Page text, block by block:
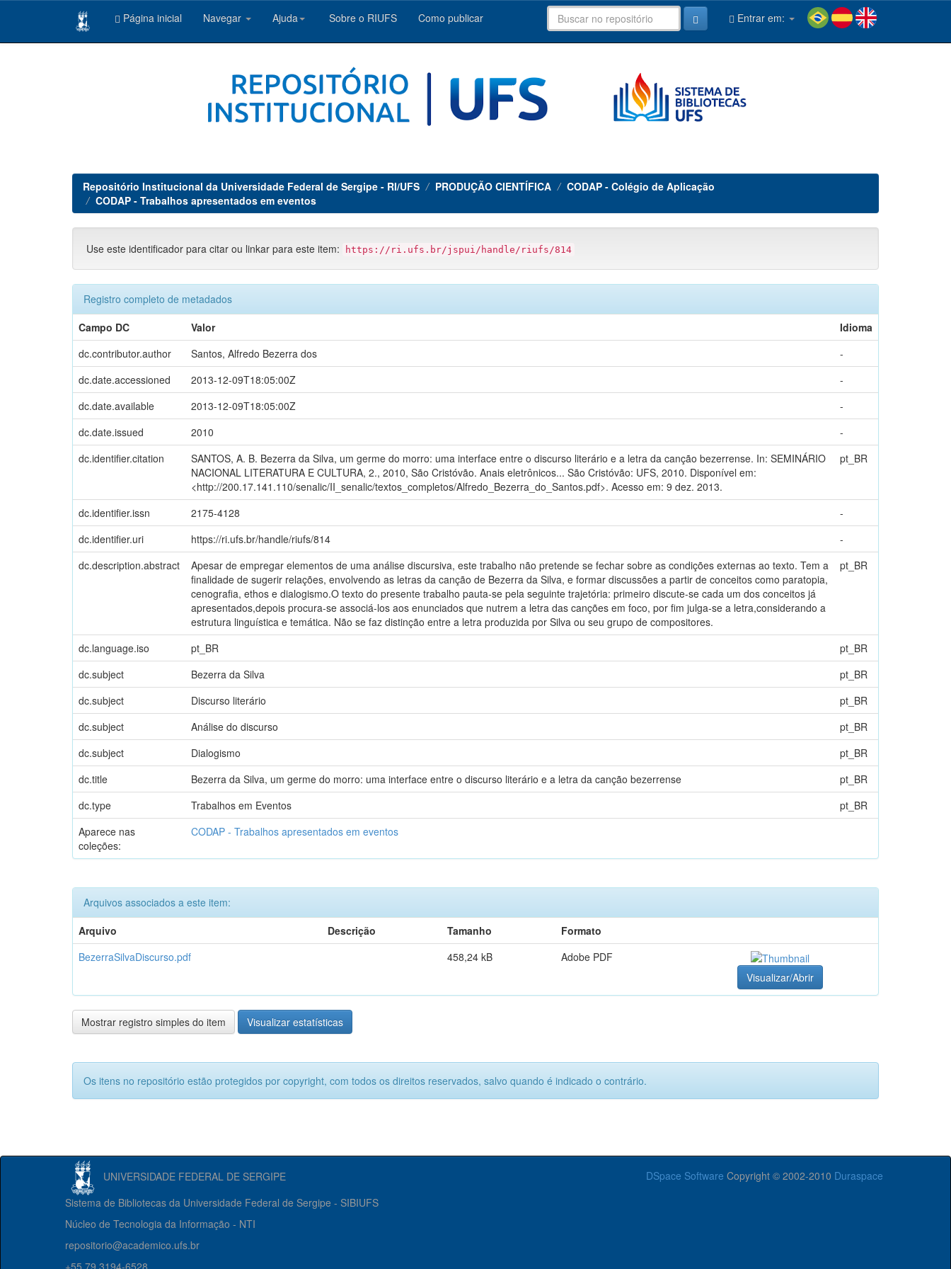
Página inicial Navegar Ajuda Sobre o RIUFS Como publicar Entrar em:
Repositório Institucional da Universidade Federal de Sergipe - RI/UFS PRODUÇÃO CIENTÍFICA
CODAP - Colégio de Aplicação
CODAP - Trabalhos apresentados em eventos
Use este identificador para citar ou linkar para este item: https://ri.ufs.br/jspui/handle/riufs/814
Registro completo de metadados
Campo DC
Valor
Idioma
dc.contributor.author
Santos, Alfredo Bezerra dos
-
dc.date.accessioned
2013-12-09T18:05:00Z
-
dc.date.available
2013-12-09T18:05:00Z
-
dc.date.issued
2010
-
dc.identifier.citation
SANTOS, A. B. Bezerra da Silva, um germe do morro: uma interface entre o discurso literário e a letra da canção bezerrense. In: SEMINÁRIO
NACIONAL LITERATURA E CULTURA, 2., 2010, São Cristóvão. Anais eletrônicos... São Cristóvão: UFS, 2010. Disponível em:
<http://200.17.141.110/senalic/II_senalic/textos_completos/Alfredo_Bezerra_do_Santos.pdf>. Acesso em: 9 dez. 2013.
pt_BR
dc.identifier.issn 2175-4128
-
dc.identifier.uri
https://ri.ufs.br/handle/riufs/814
-
dc.description.abstract
Apesar de empregar elementos de uma análise discursiva, este trabalho não pretende se fechar sobre as condições externas ao texto. Tem a
finalidade de sugerir relações, envolvendo as letras da canção de Bezerra da Silva, e formar discussões a partir de conceitos como paratopia,
cenografia, ethos e dialogismo.O texto do presente trabalho pauta-se pela seguinte trajetória: primeiro discute-se cada um dos conceitos já
apresentados,depois procura-se associá-los aos enunciados que nutrem a letra das canções em foco, por fim julga-se a letra,considerando a
estrutura linguística e temática. Não se faz distinção entre a letra produzida por Silva ou seu grupo de compositores.
pt_BR
dc.language.iso pt_BR
pt_BR
dc.subject
Bezerra da Silva
pt_BR
dc.subject
Discurso literário
pt_BR
dc.subject
Análise do discurso
pt_BR
dc.subject
Dialogismo
pt_BR
dc.title
Bezerra da Silva, um germe do morro: uma interface entre o discurso literário e a letra da canção bezerrense
pt_BR
dc.type
Trabalhos em Eventos
pt_BR
Aparece nas
coleções:
CODAP - Trabalhos apresentados em eventos
Arquivos associados a este item:
Arquivo
Descrição Tamanho
Formato
BezerraSilvaDiscurso.pdf
458,24 kB
Adobe PDF
Visualizar/Abrir
Mostrar registro simples do item Visualizar estatísticas
Os itens no repositório estão protegidos por copyright, com todos os direitos reservados, salvo quando é indicado o contrário.
UNIVERSIDADE FEDERAL DE SERGIPE DSpace Software Copyright © 2002-2010 Duraspace
Sistema de Bibliotecas da Universidade Federal de Sergipe - SIBIUFS
Núcleo de Tecnologia da Informação - NTI
repositorio@academico.ufs.br
+55 79 3194-6528